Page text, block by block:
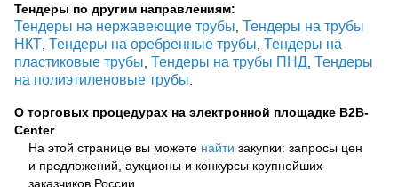
Тендеры по другим направлениям:
Тендеры на нержавеющие трубы Тендеры на трубы
НКТ Тендеры на оребренные трубы Тендеры на
пластиковые трубы Тендеры на трубы ПНД Тендеры
на полиэтиленовые трубы
О торговых процедурах на электронной площадке B2B-
Center
На этой странице вы можете найти закупки: запросы цен
и предложений, аукционы и конкурсы крупнейших
заказчиков России.